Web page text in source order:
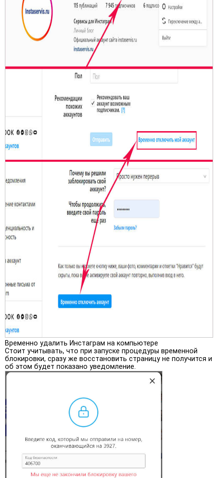
Временно удалить Инстаграм на компьютере
Стоит учитывать, что при запуске процедуры временной
блокировки, сразу же восстановить страницу не получится и
об этом будет показано уведомление.